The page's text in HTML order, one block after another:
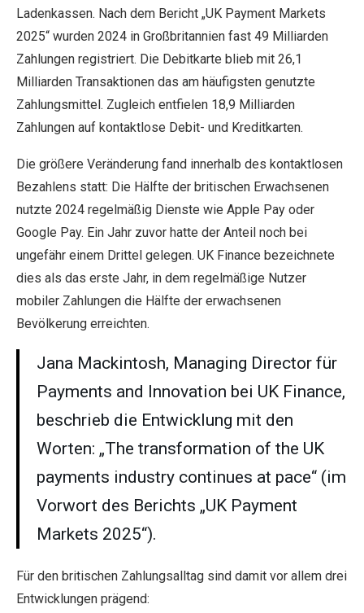
Ladenkassen. Nach dem Bericht „UK Payment Markets
2025“ wurden 2024 in Großbritannien fast 49 Milliarden
Zahlungen registriert. Die Debitkarte blieb mit 26,1
Milliarden Transaktionen das am häufigsten genutzte
Zahlungsmittel. Zugleich entfielen 18,9 Milliarden
Zahlungen auf kontaktlose Debit- und Kreditkarten.
Die größere Veränderung fand innerhalb des kontaktlosen
Bezahlens statt: Die Hälfte der britischen Erwachsenen
nutzte 2024 regelmäßig Dienste wie Apple Pay oder
Google Pay. Ein Jahr zuvor hatte der Anteil noch bei
ungefähr einem Drittel gelegen. UK Finance bezeichnete
dies als das erste Jahr, in dem regelmäßige Nutzer
mobiler Zahlungen die Hälfte der erwachsenen
Bevölkerung erreichten.
Jana Mackintosh, Managing Director für
Payments and Innovation bei UK Finance,
beschrieb die Entwicklung mit den
Worten: „The transformation of the UK
payments industry continues at pace“ (im
Vorwort des Berichts „UK Payment
Markets 2025“).
Für den britischen Zahlungsalltag sind damit vor allem drei
Entwicklungen prägend: